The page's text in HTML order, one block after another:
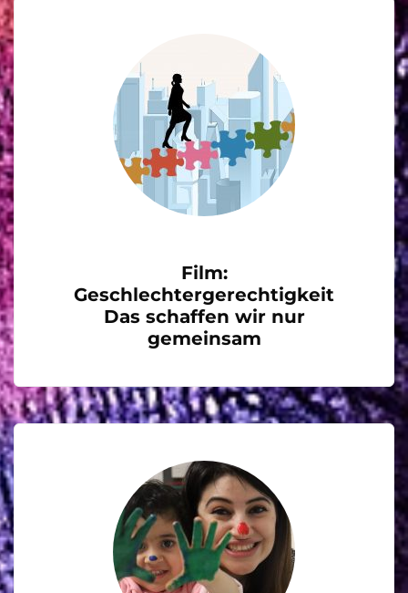
Film:
Geschlechtergerechtigkeit
Das schaffen wir nur
gemeinsam